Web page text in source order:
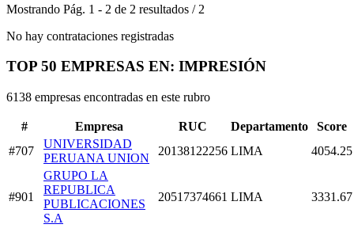
Mostrando Pág. 1 - 2 de 2 resultados / 2
No hay contrataciones registradas
TOP 50 EMPRESAS EN: IMPRESIÓN
6138 empresas encontradas en este rubro
# Empresa RUC Departamento
Score
#707
UNIVERSIDAD
PERUANA UNION
20138122256 LIMA 4054.25
#901
GRUPO LA
REPUBLICA
PUBLICACIONES
S.A
20517374661 LIMA 3331.67